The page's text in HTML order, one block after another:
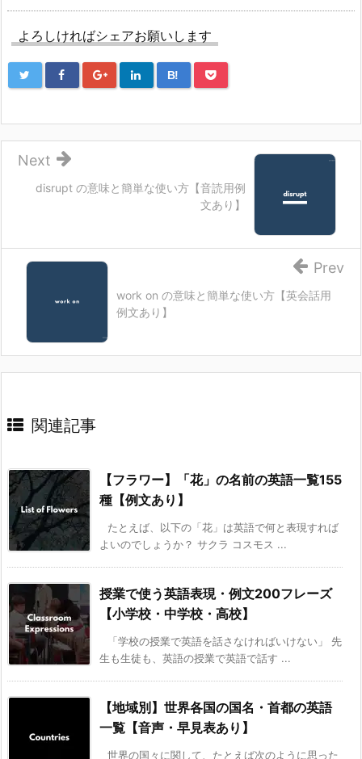
よろしければシェアお願いします
B!
disrupt の意味と簡単な使い方【音読用例
文あり】
Next
work on の意味と簡単な使い方【英会話用
例文あり】
Prev
関連記事
【フラワー】「花」の名前の英語一覧155
種【例文あり】
たとえば、以下の「花」は英語で何と表現すれば
よいのでしょうか？ サクラ コスモス ...
授業で使う英語表現・例文200フレーズ
【小学校・中学校・高校】
「学校の授業で英語を話さなければいけない」 先
生も生徒も、英語の授業で英語で話す ...
【地域別】世界各国の国名・首都の英語
一覧【音声・早見表あり】
世界の国々に関して、たとえば次のように思った